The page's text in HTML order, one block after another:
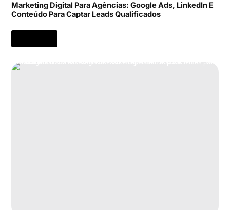
Marketing Digital Para Agências: Google Ads, LinkedIn E
Conteúdo Para Captar Leads Qualificados